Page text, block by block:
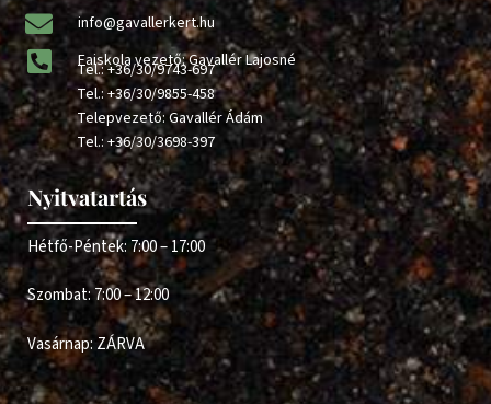
info@gavallerkert.hu
Faiskola vezető: Gavallér Lajosné
Tel.:+36/30/9743-697
Tel.:+36/30/9855-458
Telepvezető: Gavallér Ádám
Tel.:+36/30/3698-397
Nyitvatartás
Hétfő-Péntek: 7:00 – 17:00
Szombat: 7:00 – 12:00
Vasárnap: ZÁRVA